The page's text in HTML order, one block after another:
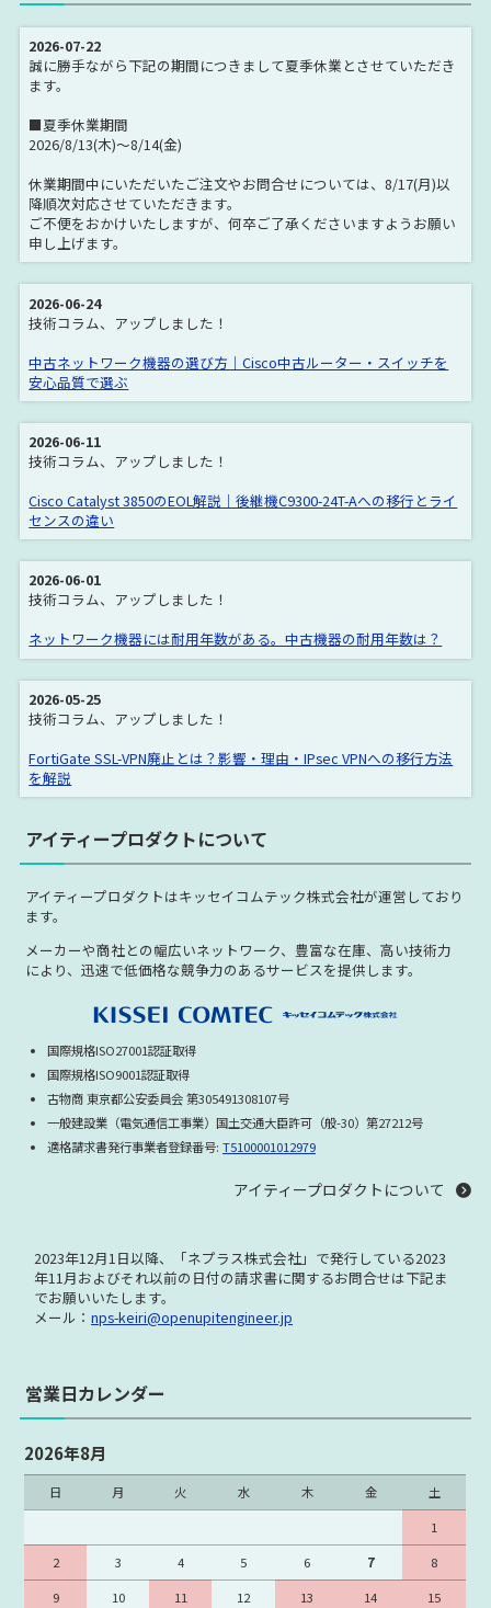
2026-07-22
誠に勝手ながら下記の期間につきまして夏季休業とさせていただき
ます。
■夏季休業期間
2026/8/13(木)～8/14(金)
休業期間中にいただいたご注文やお問合せについては、8/17(月)以
降順次対応させていただきます。
ご不便をおかけいたしますが、何卒ご了承くださいますようお願い
申し上げます。
2026-06-24
技術コラム、アップしました！
中古ネットワーク機器の選び方｜Cisco中古ルーター・スイッチを
安心品質で選ぶ
2026-06-11
技術コラム、アップしました！
Cisco Catalyst 3850のEOL解説｜後継機C9300-24T-Aへの移行とライ
センスの違い
2026-06-01
技術コラム、アップしました！
ネットワーク機器には耐用年数がある。中古機器の耐用年数は？
2026-05-25
技術コラム、アップしました！
FortiGate SSL-VPN廃止とは？影響・理由・IPsec VPNへの移行方法
を解説
アイティープロダクトについて
アイティープロダクトはキッセイコムテック株式会社が運営しており
ます。
メーカーや商社との幅広いネットワーク、豊富な在庫、高い技術力
により、迅速で低価格な競争力のあるサービスを提供します。
国際規格ISO27001認証取得
国際規格ISO9001認証取得
古物商 東京都公安委員会 第305491308107号
一般建設業（電気通信工事業）国土交通大臣許可（般-30）第27212号
適格請求書発行事業者登録番号:T5100001012979
アイティープロダクトについて
2023年12月1日以降、「ネプラス株式会社」で発行している2023
年11月およびそれ以前の日付の請求書に関するお問合せは下記ま
でお願いいたします。
メール：nps-keiri@openupitengineer.jp
営業日カレンダー
2026年8月
日 月 火 水 木 金
土
1
2
3 4 5 6 7
8
9
10 11 12 13 14
15